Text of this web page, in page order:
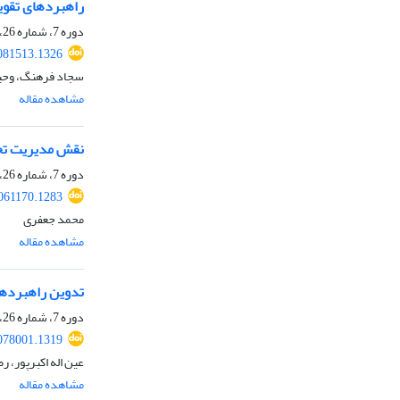
راهبردهای
دوره 7، شماره 26، پاییز 1404، صفحه
سجاد فرهنگ،
مشاهده مقاله
نقش مدیریت
دوره 7، شماره 26، پاییز 1404، صفحه
محمد جعفری
مشاهده مقاله
تدوین
دوره 7، شماره 26، پاییز 1404، صفحه
عین اله
مشاهده مقاله